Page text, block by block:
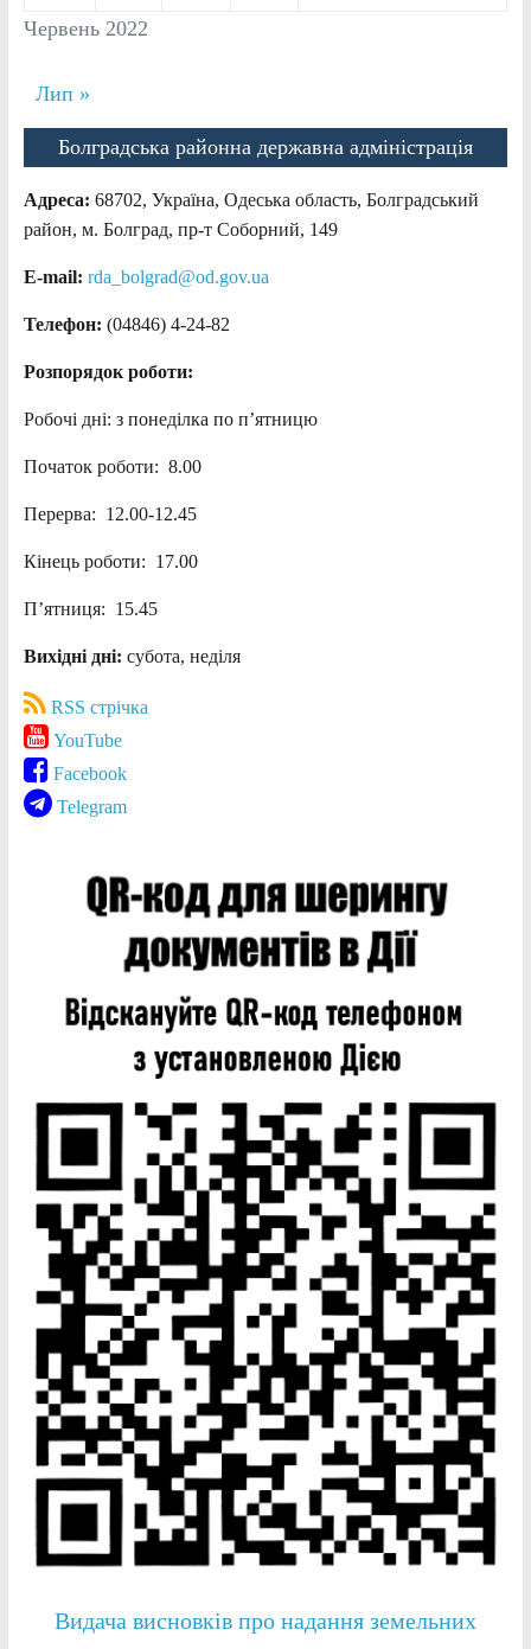
Червень 2022
Лип »
Болградська районна державна адміністрація
Адреса: 68702, Україна, Одеська область, Болградський
район, м. Болград, пр-т Соборний, 149
E-mail: rda_bolgrad@od.gov.ua
Телефон: (04846) 4-24-82
Розпорядок роботи:
Робочі дні: з понеділка по п’ятницю
Початок роботи: 8.00
Перерва: 12.00-12.45
Кінець роботи: 17.00
П’ятниця: 15.45
Вихідні дні: субота, неділя
RSS стрічка
YouTube
Facebook
Telegram
Видача висновків про надання земельних